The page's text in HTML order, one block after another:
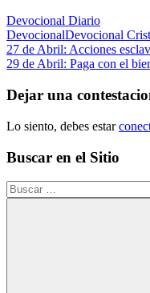
Devocional Diario
DevocionalDevocional
Navegación
de
entradas
Entrada
anterior:
27 de Abril: Acciones
Siguiente
29 de Abril: Paga con el
Dejar una
Lo siento, debes estar
Buscar en el Sitio
Buscar: